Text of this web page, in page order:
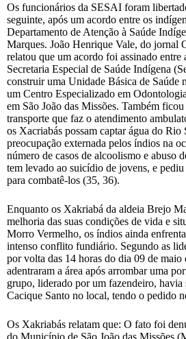
Os funcionários da SESAI foram
seguinte, após um acordo entre os
Departamento de Atenção à Saúde
Marques. João Henrique Vale, do jornal
relatou que um acordo foi assinado entre
Secretaria Especial de Saúde Indígena
construir uma Unidade Básica de Saúde
um Centro Especializado em
em São João das Missões. Também
transporte que faz o atendimento
os Xacriabás possam captar água do Rio
preocupação externada pelos índios na
número de casos de alcoolismo e abuso
tem levado ao suicídio de jovens, e
para combatê-los (35, 36).
Enquanto os Xakriabá da aldeia Brejo
melhoria das suas condições de vida e
Morro Vermelho, os índios ainda
intenso conflito fundiário. Segundo as
por volta das 14 horas do dia 09 de maio
adentraram a área após arrombar uma
grupo, liderado por um fazendeiro, havia
Cacique Santo no local, tendo o pedido
Os Xakriabás relatam que: O fato foi
do Município de São João das Missões